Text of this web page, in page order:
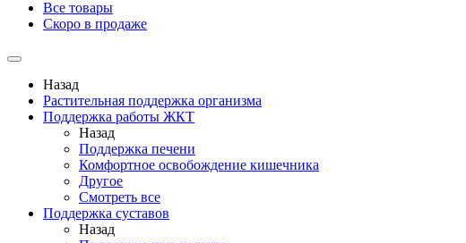
Все товары
Скоро в продаже
Назад
Растительная поддержка организма
Поддержка работы ЖКТ
Назад
Поддержка печени
Комфортное освобождение кишечника
Другое
Смотреть все
Поддержка суставов
Назад